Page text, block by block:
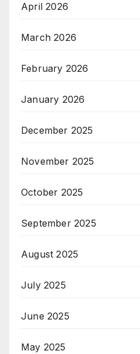
April 2026
March 2026
February 2026
January 2026
December 2025
November 2025
October 2025
September 2025
August 2025
July 2025
June 2025
May 2025